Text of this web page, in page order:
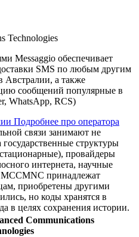
Technologies
Messaggio обеспечивает
SMS по любым другим
Австралии, а также
сообщений популярные в
WhatsApp, RCS)
Подробнее про оператора
связи занимают не
структуры
провайдеры
интернета, научные
принадлежат
приобретены другими
но коды хранятся в
в целях сохранения истории.
Communications